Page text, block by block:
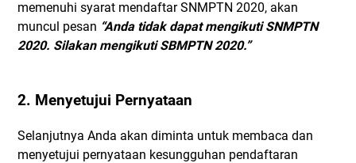
memenuhi syarat mendaftar SNMPTN 2020, akan
muncul pesan “Anda tidak dapat mengikuti SNMPTN
2020. Silakan mengikuti SBMPTN 2020.”
2. Menyetujui Pernyataan
Selanjutnya Anda akan diminta untuk membaca dan
menyetujui pernyataan kesungguhan pendaftaran